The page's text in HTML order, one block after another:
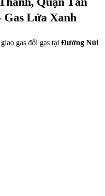
Gas Lửa Xanh
gas đổi gas tại Đường Núi